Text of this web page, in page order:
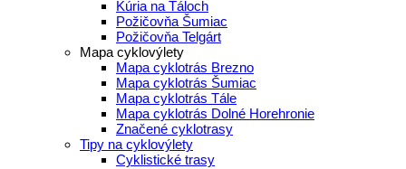
Kúria na Táloch
Požičovňa Šumiac
Požičovňa Telgárt
Mapa cyklovýlety
Mapa cyklotrás Brezno
Mapa cyklotrás Šumiac
Mapa cyklotrás Tále
Mapa cyklotrás Dolné Horehronie
Značené cyklotrasy
Tipy na cyklovýlety
Cyklistické trasy